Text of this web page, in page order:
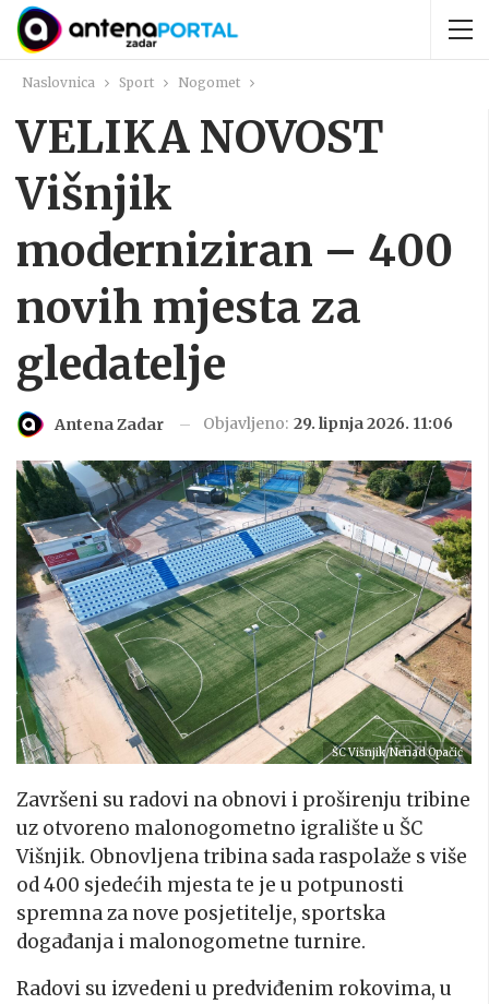
Naslovnica Sport Nogomet
VELIKA NOVOST
Višnjik
moderniziran – 400
novih mjesta za
gledatelje
Antena Zadar Objavljeno: 29. lipnja 2026. 11:06
ŠC Višnjik/Nenad Opačić
Završeni su radovi na obnovi i proširenju tribine
uz otvoreno malonogometno igralište u ŠC
Višnjik. Obnovljena tribina sada raspolaže s više
od 400 sjedećih mjesta te je u potpunosti
spremna za nove posjetitelje, sportska
događanja i malonogometne turnire.
Radovi su izvedeni u predviđenim rokovima, u